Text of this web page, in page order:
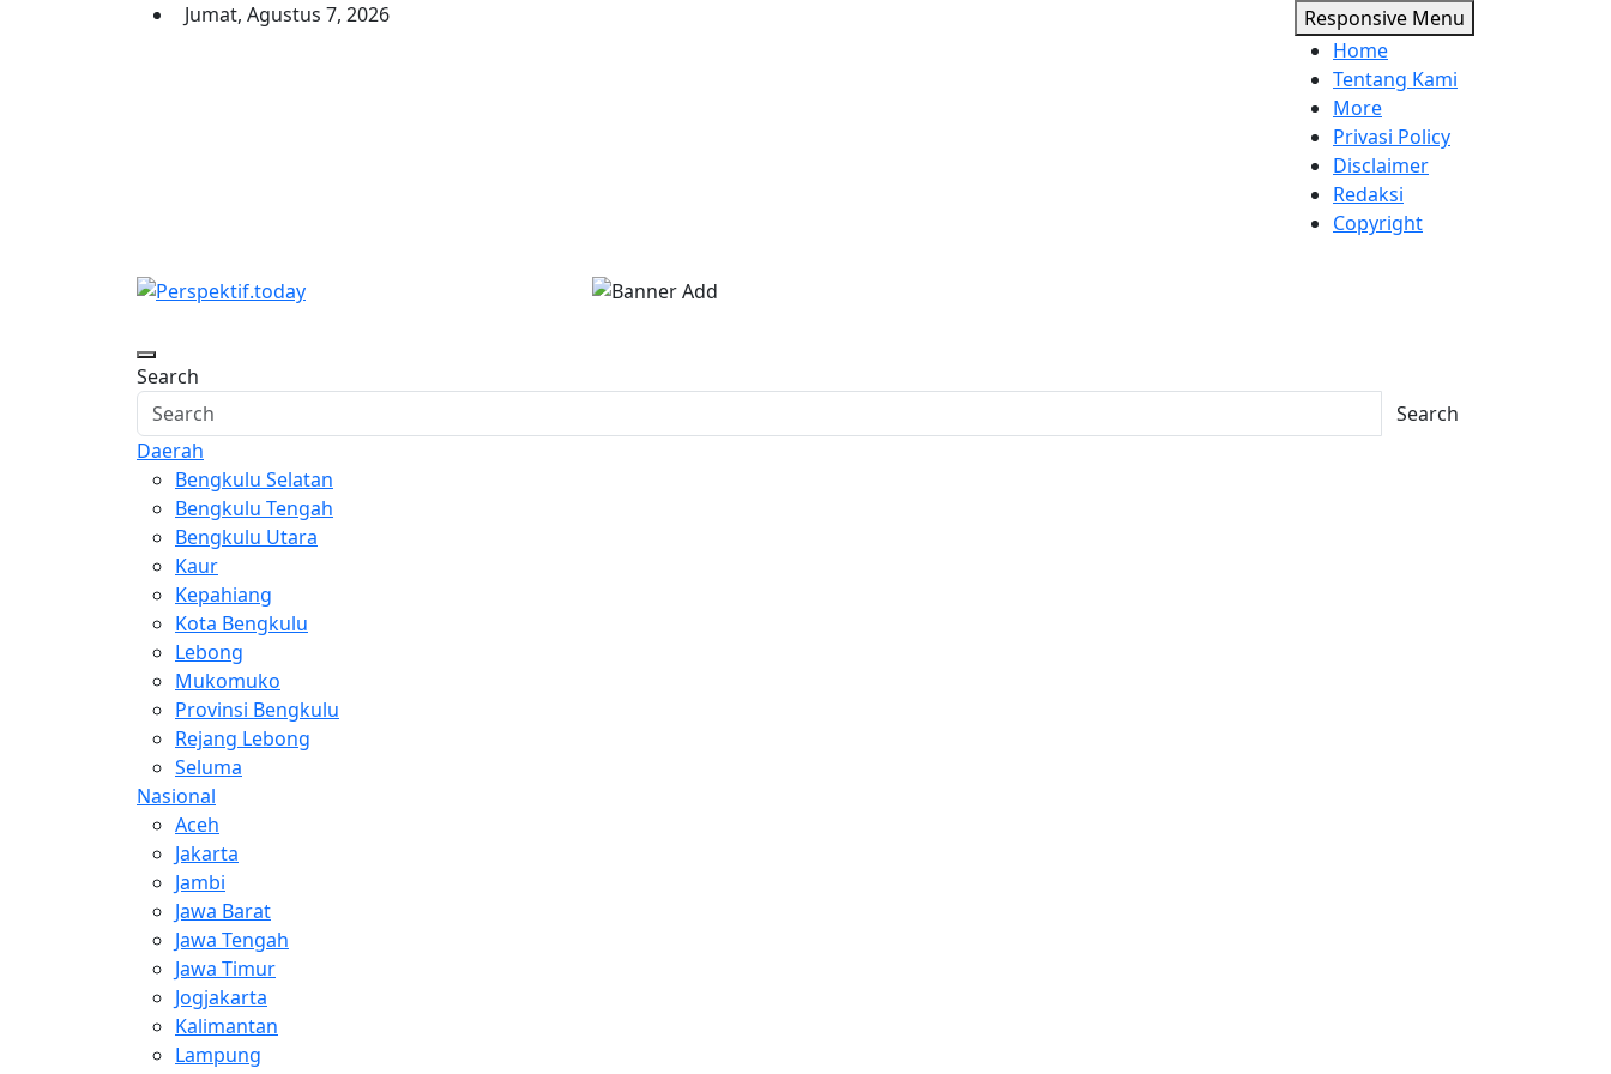
Jumat, Agustus 7, 2026
Responsive Menu
Home
Tentang Kami
More
Privasi Policy
Disclaimer
Redaksi
Copyright
Search
Search
Daerah
Bengkulu Selatan
Bengkulu Tengah
Bengkulu Utara
Kaur
Kepahiang
Kota Bengkulu
Lebong
Mukomuko
Provinsi Bengkulu
Rejang Lebong
Seluma
Nasional
Aceh
Jakarta
Jambi
Jawa Barat
Jawa Tengah
Jawa Timur
Jogjakarta
Kalimantan
Lampung